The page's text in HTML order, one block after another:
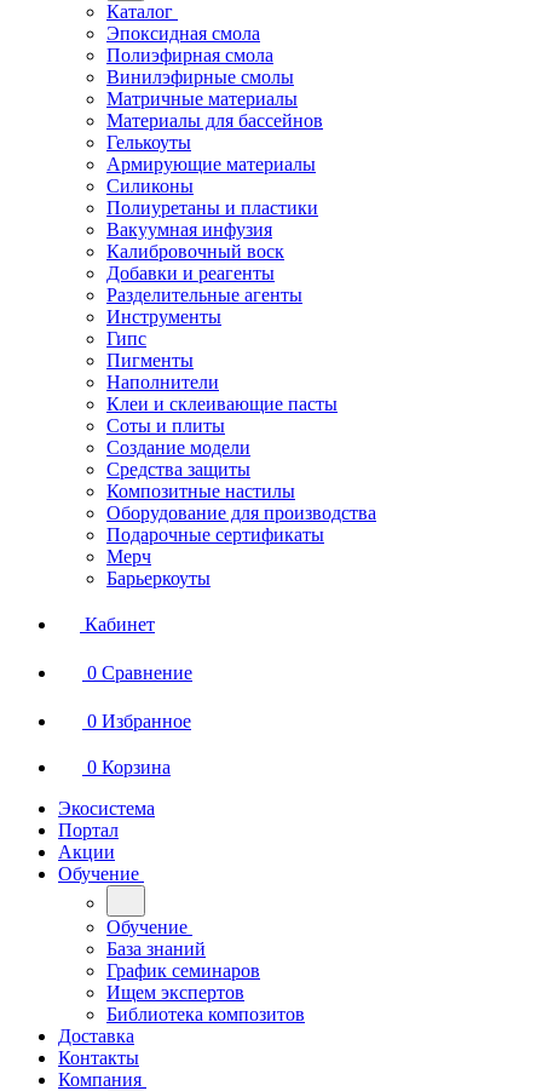
Каталог
Эпоксидная смола
Полиэфирная смола
Винилэфирные смолы
Матричные материалы
Материалы для бассейнов
Гелькоуты
Армирующие материалы
Силиконы
Полиуретаны и пластики
Вакуумная инфузия
Калибровочный воск
Добавки и реагенты
Разделительные агенты
Инструменты
Гипс
Пигменты
Наполнители
Клеи и склеивающие пасты
Соты и плиты
Создание модели
Средства защиты
Композитные настилы
Оборудование для производства
Подарочные сертификаты
Мерч
Барьеркоуты
Кабинет
0 Сравнение
0 Избранное
0 Корзина
Экосистема
Портал
Акции
Обучение
Обучение
База знаний
График семинаров
Ищем экспертов
Библиотека композитов
Доставка
Контакты
Компания